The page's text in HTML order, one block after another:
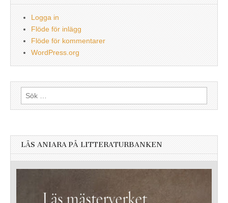
Logga in
Flöde för inlägg
Flöde för kommentarer
WordPress.org
Sök
efter:
LÄS ANIARA PÅ LITTERATURBANKEN